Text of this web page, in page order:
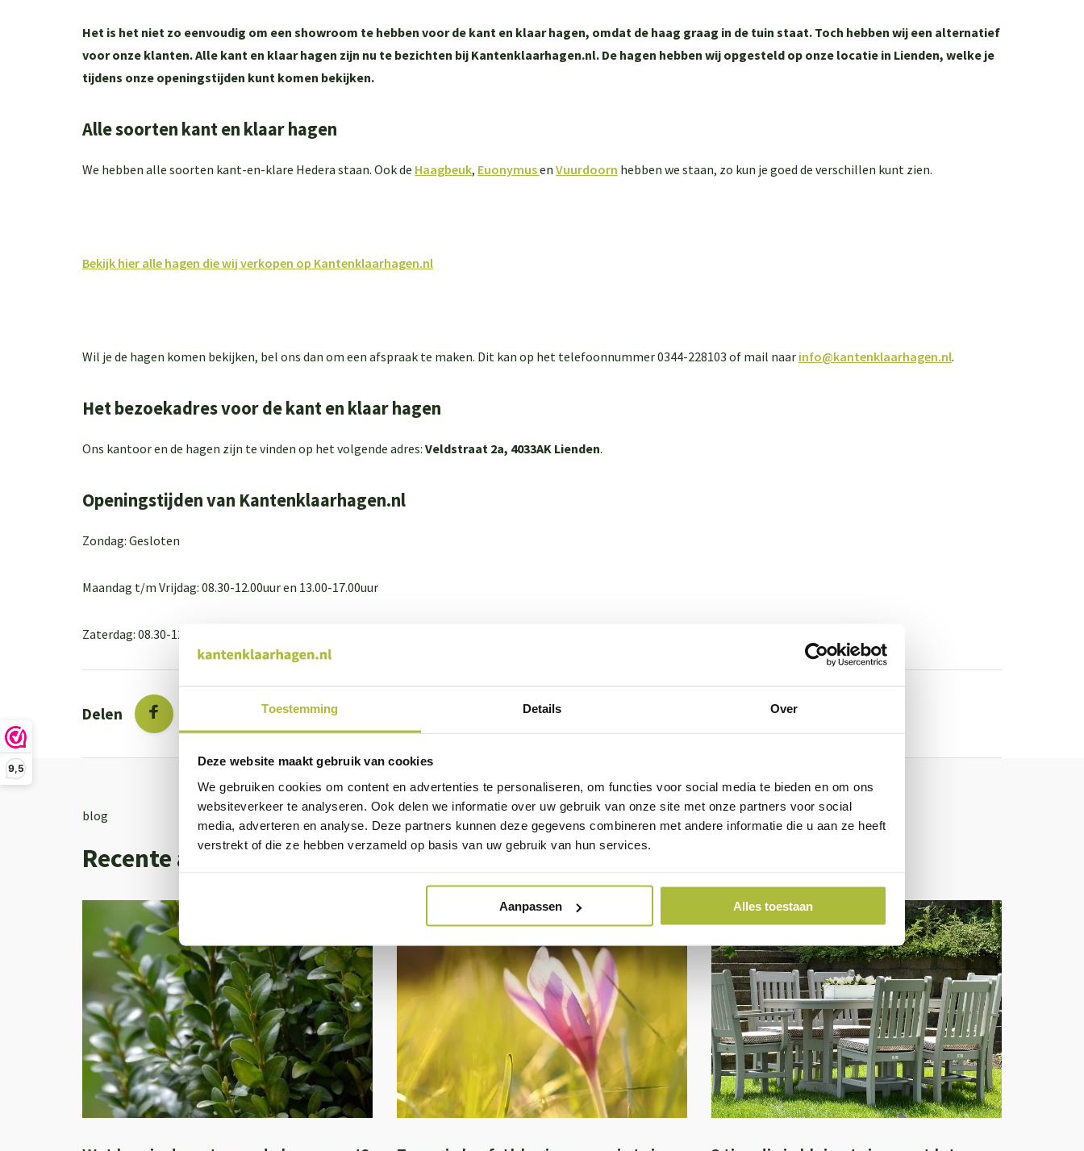
Toestemming Details Over
Deze website maakt gebruik van cookies
We gebruiken cookies om content en advertenties te personaliseren, om functies voor social media te bieden en om ons
websiteverkeer te analyseren. Ook delen we informatie over uw gebruik van onze site met onze partners voor social
media, adverteren en analyse. Deze partners kunnen deze gegevens combineren met andere informatie die u aan ze heeft
verstrekt of die ze hebben verzameld op basis van uw gebruik van hun services.
Aanpassen Alles toestaan
9,5
Het is het niet zo eenvoudig om een showroom te hebben voor de kant en klaar hagen, omdat de haag graag in de tuin staat. Toch hebben wij een alternatief
voor onze klanten. Alle kant en klaar hagen zijn nu te bezichten bij Kantenklaarhagen.nl. De hagen hebben wij opgesteld op onze locatie in Lienden, welke je
tijdens onze openingstijden kunt komen bekijken.
Alle soorten kant en klaar hagen
We hebben alle soorten kant-en-klare Hedera staan. Ook de Haagbeuk, Euonymusen Vuurdoorn hebben we staan, zo kun je goed de verschillen kunt zien.
Bekijk hier alle hagen die wij verkopen op Kantenklaarhagen.nl
Wil je de hagen komen bekijken, bel ons dan om een afspraak te maken. Dit kan op het telefoonnummer 0344-228103 of mail naar info@kantenklaarhagen.nl.
Het bezoekadres voor de kant en klaar hagen
Ons kantoor en de hagen zijn te vinden op het volgende adres: Veldstraat 2a, 4033AK Lienden.
Openingstijden van Kantenklaarhagen.nl
Zondag: Gesloten
Maandag t/m Vrijdag: 08.30-12.00uur en 13.00-17.00uur
Zaterdag: 08.30-12.00uur
Delen
blog
Recente artikelen